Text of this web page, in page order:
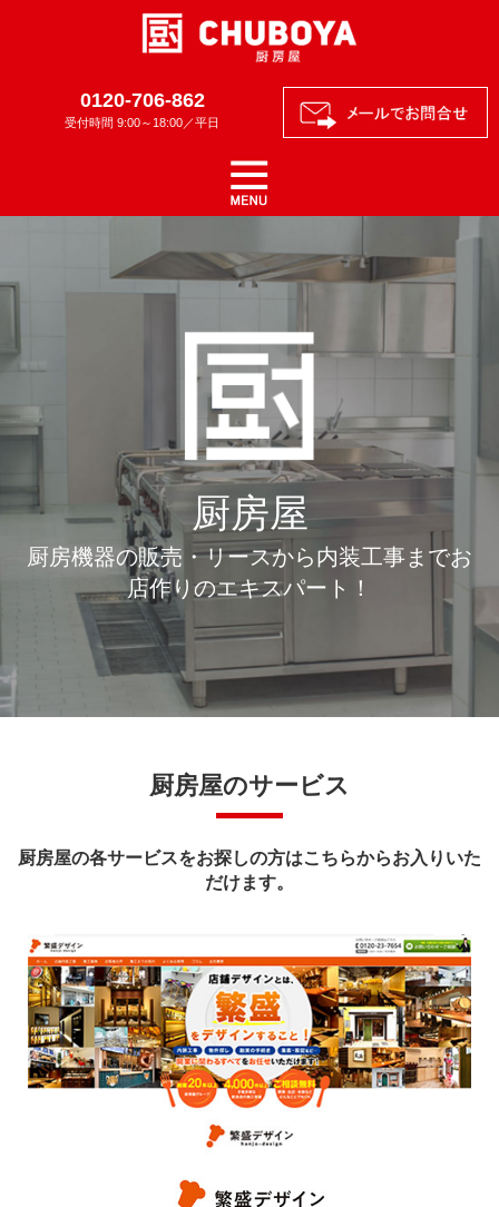
0120-706-862
受付時間 9:00～18:00／平日
厨房屋
厨房機器の販売・リースから内装工事までお
店作りのエキスパート！
厨房屋のサービス
厨房屋の各サービスをお探しの方はこちらからお入りいた
だけます。